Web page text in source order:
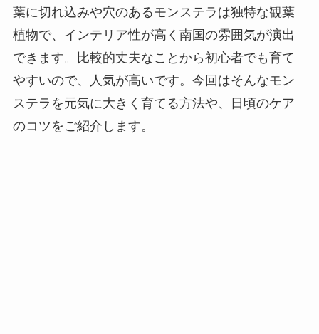
葉に切れ込みや穴のあるモンステラは独特な観葉
植物で、インテリア性が高く南国の雰囲気が演出
できます。比較的丈夫なことから初心者でも育て
やすいので、人気が高いです。今回はそんなモン
ステラを元気に大きく育てる方法や、日頃のケア
のコツをご紹介します。